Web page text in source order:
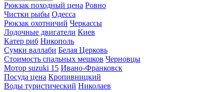
Рюкзак походный цена Ровно
Чистки рыбы Одесса
Рюкзак охотничий Черкассы
Лодочные двигатели Киев
Катер риб Никополь
Сумки валлаби Белая Церковь
Стоимость спальных мешков Черновцы
Мотор suzuki 15 Ивано-Франковск
Посуда цена Кропивницкий
Воды туристический Николаев